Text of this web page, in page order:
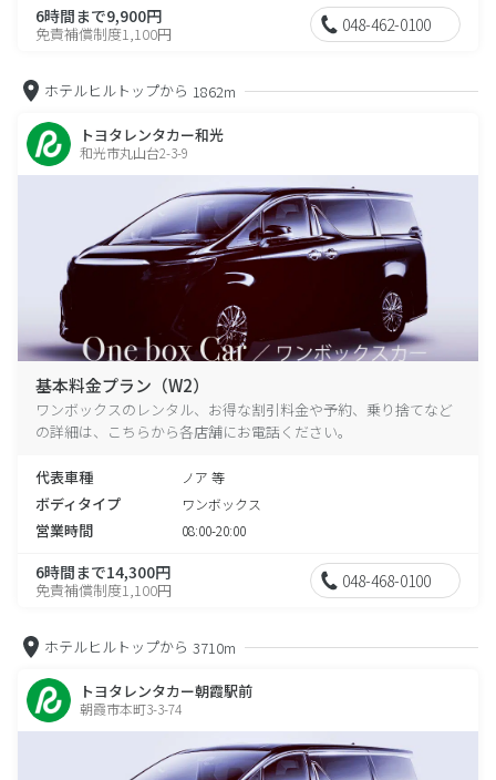
6時間まで9,900円
免責補償制度1,100円 048-462-0100
ホテルヒルトップから 1862m
トヨタレンタカー和光
和光市丸山台2-3-9
基本料金プラン（W2）
ワンボックスのレンタル、お得な割引料金や予約、乗り捨てなど
の詳細は、こちらから各店舗にお電話ください。
代表車種 ノア 等
ボディタイプ ワンボックス
営業時間 08:00-20:00
6時間まで14,300円
免責補償制度1,100円 048-468-0100
ホテルヒルトップから 3710m
トヨタレンタカー朝霞駅前
朝霞市本町3-3-74